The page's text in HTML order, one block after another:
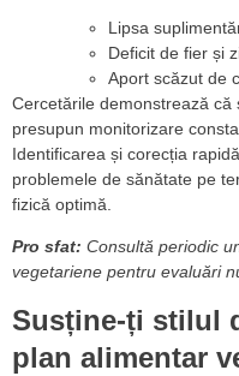
Lipsa
Deficit de fier și
Aport scăzut de
Cercetările demonstrează
presupun monitorizare
Identificarea și corecția
problemele de sănătate pe
fizică optimă.
Pro sfat: Consultă periodic
vegetariene pentru evaluări
Susține-ți stilul
plan alimentar